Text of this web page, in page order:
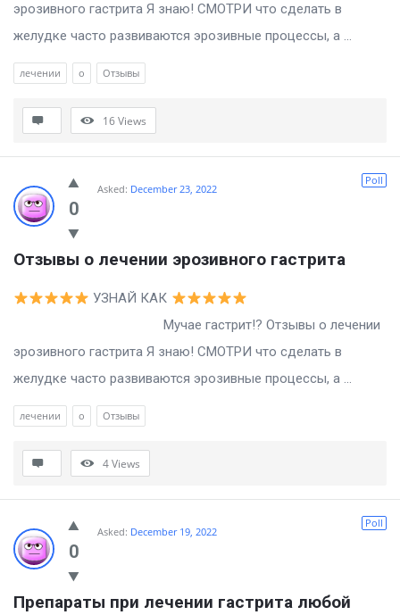
эрозивного гастрита Я знаю! СМОТРИ что сделать в
желудке часто развиваются эрозивные процессы, а ...
лечении о Отзывы
16Views
0
Poll
Asked: December 23, 2022
Отзывы о лечении эрозивного гастрита
УЗНАЙ КАК
Мучае гастрит!? Отзывы о лечении
эрозивного гастрита Я знаю! СМОТРИ что сделать в
желудке часто развиваются эрозивные процессы, а ...
лечении о Отзывы
4Views
0
Poll
Asked: December 19, 2022
Препараты при лечении гастрита любой